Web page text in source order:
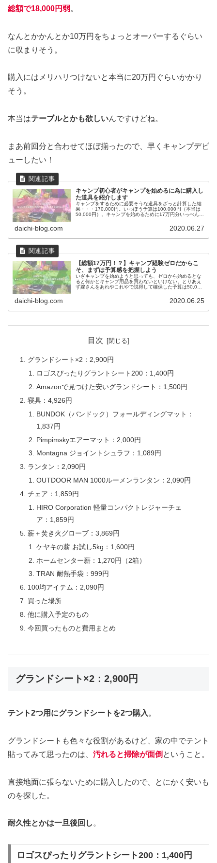
総額で18,000円弱。
なんとかかんとか10万円をちょっとオーバーするぐらい
に収まりそう。
購入にはメリハリつけないと本当に20万円ぐらいかかり
そう。
本当はテーブルとかも欲しいんですけどね。
まあ前回分と合わせてほぼ揃ったので、早くキャンプデビ
ューしたい！
キャンプ初心者がキャンプを始めるに為に購入し
た道具を紹介します
キャンプをするために必要そうな道具をざっと計算した結
果・・・170,000円。いっぽう予算は100,000円（本当は
50,000円）。キャンプを始めるために17万円分いっぺんに
daichi-blog.com 2020.06.27
【総額17万円！？】キャンプ経験ゼロだからこ
そ、まずは予算感を把握しよう
いざキャンプを始めようと思っても、ゼロから始めるとな
ると何かとキャンプ用品を買わないといけない。とりあえ
ず嫁さんをあれやこれやで説得して確保した予算は50,000
daichi-blog.com 2020.06.25
目次
グランドシート×2：2,900円
ロゴスぴったりグラントシート200：1,400円
Amazonで見つけた安いグランドシート：1,500円
寝具：4,926円
BUNDOK（バンドック）フォールディングマット：
1,837円
Pimpimskyエアーマット：2,000円
Montagna ジョイントシュラフ：1,089円
ランタン：2,090円
OUTDOOR MAN 1000ルーメンランタン：2,090円
チェア：1,859円
HIRO Corporation 軽量コンパクトレジャーチェ
ア：1,859円
薪＋焚き火グローブ：3,869円
ケヤキの薪 お試し5kg：1,600円
ホームセンター薪：1,270円（2箱）
TRAN 耐熱手袋：999円
100均アイテム：2,090円
買った場所
他に購入予定のもの
今回買ったものと費用まとめ
グランドシート×2：2,900円
テント2つ用にグランドシートを2つ購入 。
グランドシートも色々な役割があるけど、家の中でテント
貼ってみて思ったのは、 汚れると掃除が面倒 ということ。
直接地面に張らないために購入したので、とにかく安いも
のを探した。
耐久性とかは一旦後回し 。
ロゴスぴったりグラントシート200：1,400円